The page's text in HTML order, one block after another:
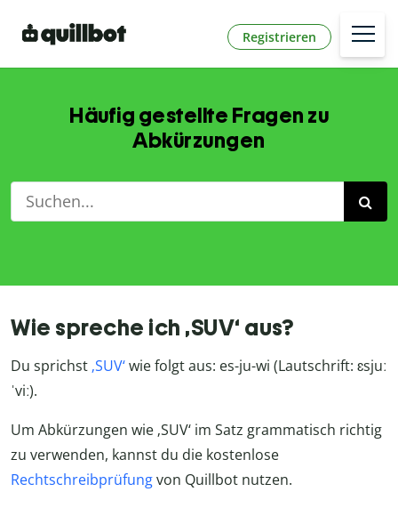
Registrieren
Häufig gestellte Fragen zu
Abkürzungen
Wie spreche ich ‚SUV‘ aus?
Du sprichst ‚SUV‘wie folgt aus: es-ju-wi (Lautschrift: ɛsjuː
ˈviː).
Um Abkürzungen wie ‚SUV‘ im Satz grammatisch richtig
zu verwenden, kannst du die kostenlose
Rechtschreibprüfungvon Quillbot nutzen.